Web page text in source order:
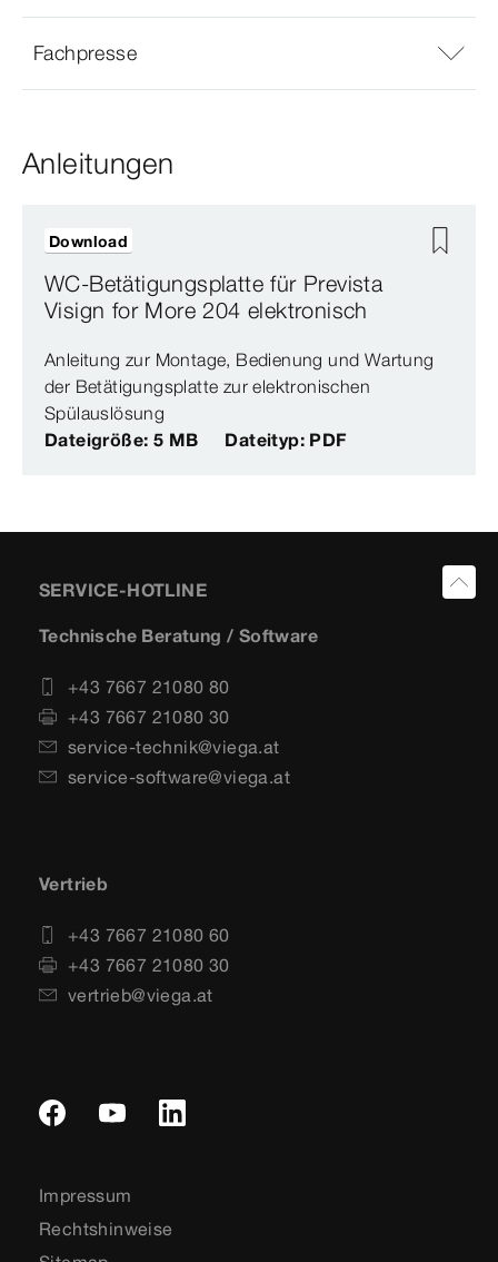
Fachpresse
Anleitungen
WC-Betätigungsplatte für Prevista
Visign for More 204 elektronisch
Anleitung zur Montage, Bedienung und Wartung
der Betätigungsplatte zur elektronischen
Spülauslösung
Dateigröße: 5 MB
Dateityp: PDF
Download
SERVICE-HOTLINE
Technische Beratung / Software
+43 7667 21080 80
+43 7667 21080 30
service-technik@viega.at
service-software@viega.at
Vertrieb
+43 7667 21080 60
+43 7667 21080 30
vertrieb@viega.at
Impressum
Rechtshinweise